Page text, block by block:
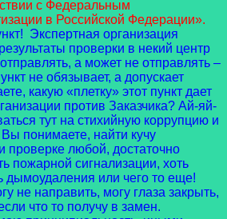
с Федеральным
в Российской Федерации».
Экспертная организация
проверки в некий центр
а может не отправлять –
не обязывает, а допускает
какую «плетку» этот пункт дает
против Заказчика? Ай-яй-
тут на стихийную коррупцию и
понимаете, найти кучу
проверке любой, достаточно
пожарной сигнализации, хоть
дымоудаления или чего то еще!
не направить, могу глаза закрыть,
что то получу в замен.